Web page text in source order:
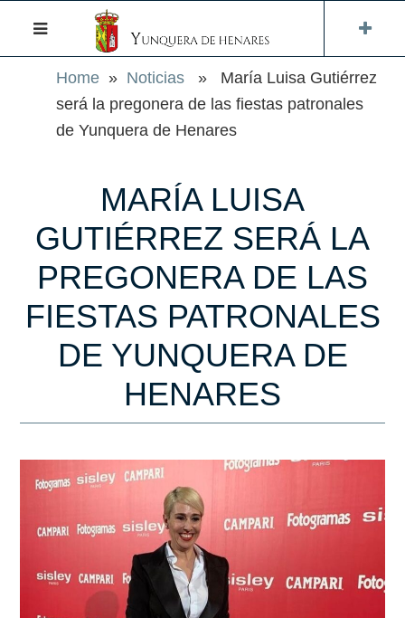
Home » Noticias » María Luisa Gutiérrez
será la pregonera de las fiestas patronales
de Yunquera de Henares
MARÍA LUISA
GUTIÉRREZ SERÁ LA
PREGONERA DE LAS
FIESTAS PATRONALES
DE YUNQUERA DE
HENARES